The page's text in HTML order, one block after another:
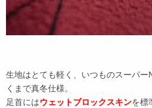
生地はとても軽く、いつものスーパ
くまで真冬仕様。
足首にはウェットブロックスキンを標